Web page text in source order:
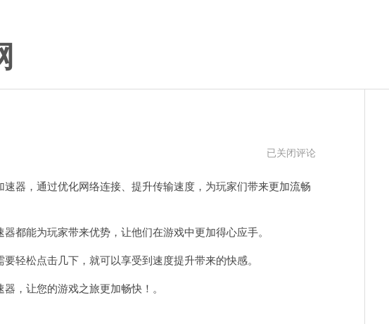
胖
速
已关闭评论
，通过优化网络连接、提升传输速度，为玩家们带来更加流畅
能为玩家带来优势，让他们在游戏中更加得心应手。
松点击几下，就可以享受到速度提升带来的快感。
让您的游戏之旅更加畅快！。